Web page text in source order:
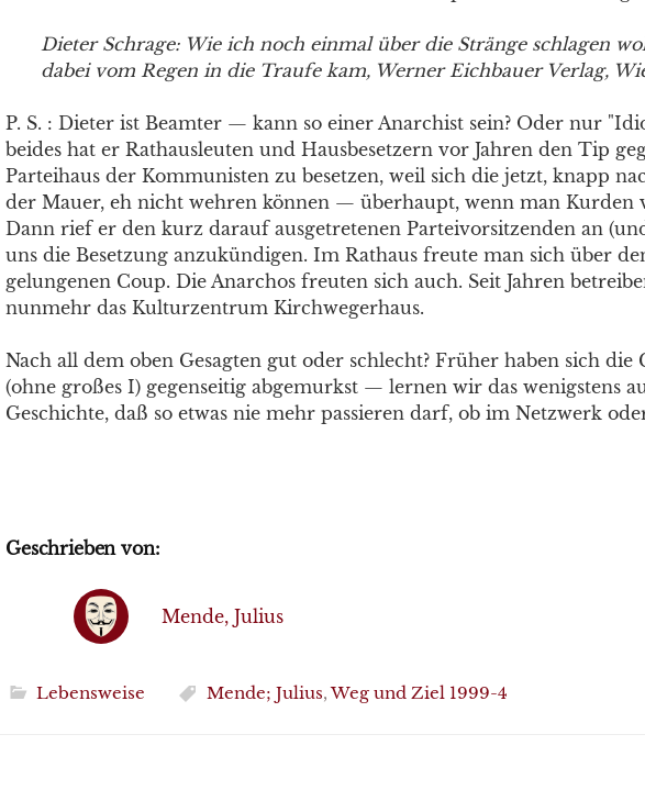
Dieter Schrage: Wie ich noch einmal über die Stränge schlagen
dabei vom Regen in die Traufe kam, Werner Eichbauer Verlag,
P. S. : Dieter ist Beamter — kann so einer Anarchist sein? Oder nur
beides hat er Rathausleuten und Hausbesetzern vor Jahren den Tip
Parteihaus der Kommunisten zu besetzen, weil sich die jetzt, knapp
der Mauer, eh nicht wehren können — überhaupt, wenn man Kurden
Dann rief er den kurz darauf ausgetretenen Parteivorsitzenden an
uns die Besetzung anzukündigen. Im Rathaus freute man sich über
gelungenen Coup. Die Anarchos freuten sich auch. Seit Jahren
nunmehr das Kulturzentrum Kirchwegerhaus.
Nach all dem oben Gesagten gut oder schlecht? Früher haben sich die
(ohne großes I) gegenseitig abgemurkst — lernen wir das wenigstens
Geschichte, daß so etwas nie mehr passieren darf, ob im Netzwerk
Geschrieben von:
Mende, Julius
Lebensweise Mende; Julius,Weg und Ziel 1999-4